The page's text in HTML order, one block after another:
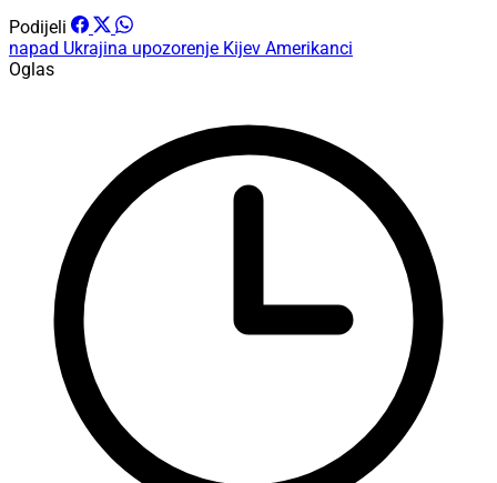
Podijeli
napad Ukrajina upozorenje Kijev Amerikanci
Oglas